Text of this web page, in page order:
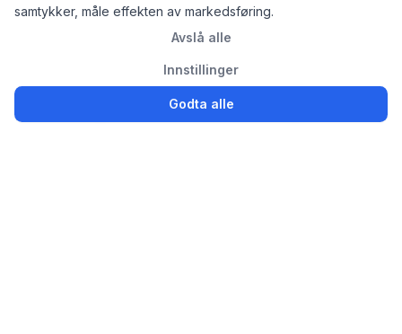
samtykker, måle effekten av markedsføring.
Avslå alle
Innstillinger
Godta alle